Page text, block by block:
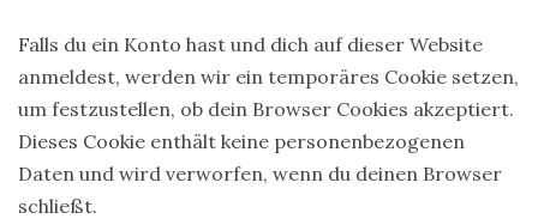
Falls du ein Konto hast und dich auf dieser Website
anmeldest, werden wir ein temporäres Cookie setzen,
um festzustellen, ob dein Browser Cookies akzeptiert.
Dieses Cookie enthält keine personenbezogenen
Daten und wird verworfen, wenn du deinen Browser
schließt.